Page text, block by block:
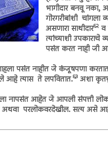
भागीदार बनवू
गोरगरीबांशी
असणारा साथीदार६२ व
त्यांच्याशी उपकाराचे
पसंत करत नाही जी
पसंत नाहीत जे कंजूषपणा
आहे त्यास ते लपवितात.६३अशा
आहेत जे आपली संपत्ती
परलोकवरदेखील. सत्य असे आहे